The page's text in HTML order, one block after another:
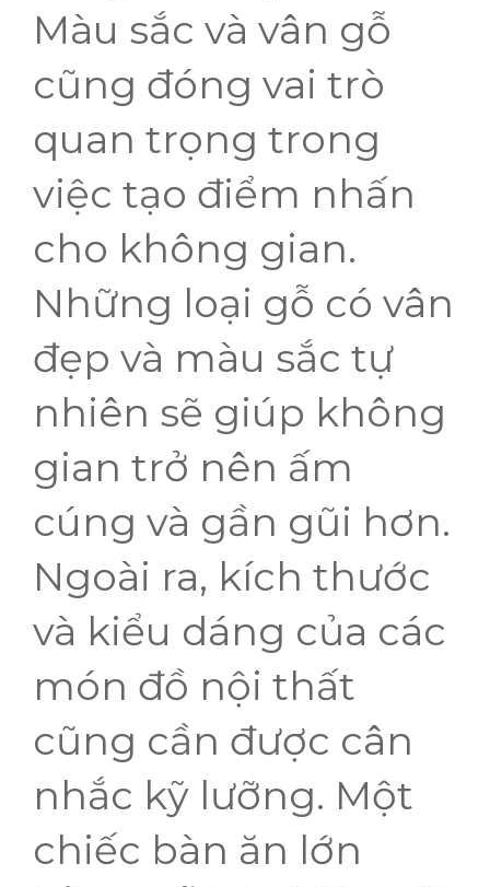
Màu sắc và vân gỗ
cũng đóng vai trò
quan trọng trong
việc tạo điểm nhấn
cho không gian.
Những loại gỗ có vân
đẹp và màu sắc tự
nhiên sẽ giúp không
gian trở nên ấm
cúng và gần gũi hơn.
Ngoài ra, kích thước
và kiểu dáng của các
món đồ nội thất
cũng cần được cân
nhắc kỹ lưỡng. Một
chiếc bàn ăn lớn